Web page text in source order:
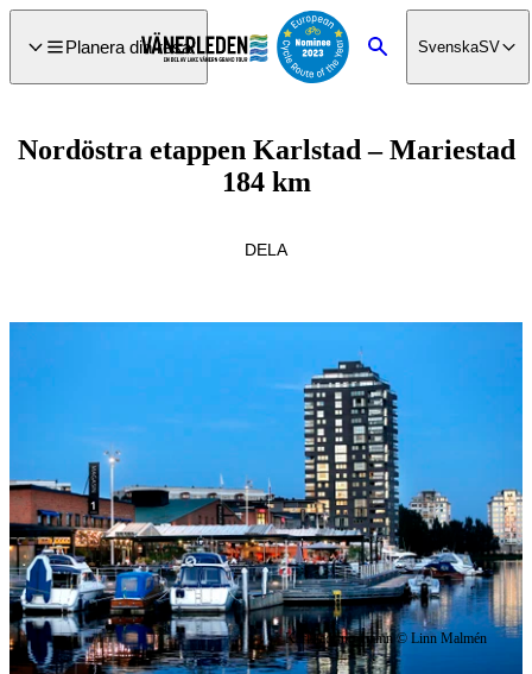
till
Planera din resa
Sök SvenskaSV
Nordöstra etappen Karlstad – Mariestad
184 km
DELA
Bildspel
bilder
Karlstad Inre hamn © Linn Malmén